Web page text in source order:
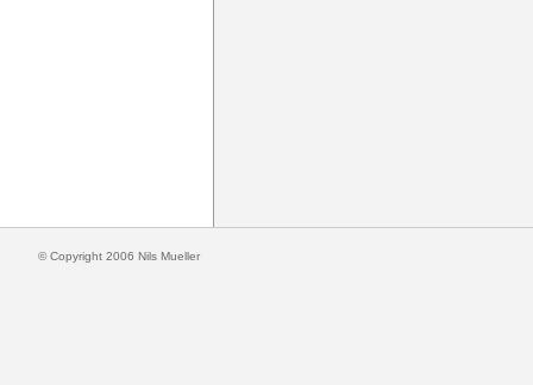
© Copyright 2006 Nils Mueller